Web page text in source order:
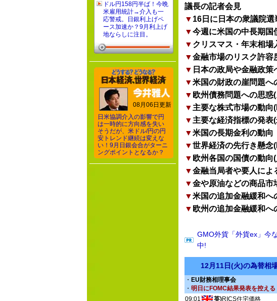
議長の記者会見
▼ 16日に日本の衆議院
▼今週に米国の中長期国
▼ クリスマス・年末相場
▼金融市場のリスク許容
▼ 日本の政局や金融政策
▼米国の財政の崖問題へ
▼ 欧州債務問題への思
▼ 主要な株式市場の動向
▼ 主要な経済指標の発表
▼米国の長期金利の動向
▼世界経済の先行き懸念
▼ 欧州各国の国債の動
▼金融当局者や要人によ
▼金や原油などの商品市
▼米国の追加金融緩和へ
▼ 欧州の追加金融緩和へ
GMO外貨「外貨ex」今
中!
12月11日(火)の為替相
・ EU財務相理事会
・ 明日にFOMC結果発表を控える
09:01
英)RICS住宅価格
ドル円158円半ば！今晩
米雇用統計→介入も一
応警戒。日銀利上げペ
ース加速か？9月利上げ
地ならしに注目。
08月06日更新
日米協調介入の影響で円
は一時的に方向感を失い
そうだが、米ドル/円の円
安トレンド継続は変えな
い！9月日銀会合がターニ
ングポイントとなるか？